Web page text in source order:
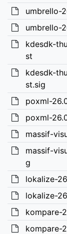
umbrello-
umbrello-
kdesdk-
st
kdesdk-
st.sig
poxml-
poxml-
massif-
massif-
g
lokalize-
lokalize-
kompare-
kompare-